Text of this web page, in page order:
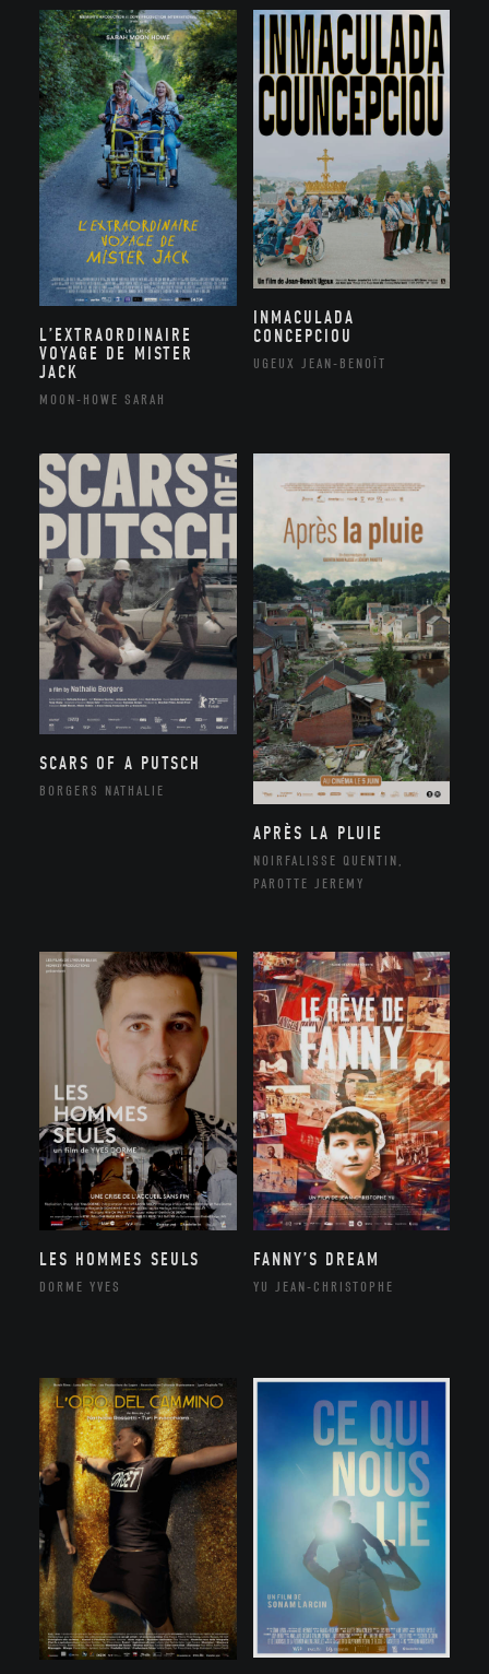
L’EXTRAORDINAIRE
VOYAGE DE MISTER
JACK
MOON-HOWE SARAH
INMACULADA
CONCEPCIOU
UGEUX JEAN-BENOÎT
SCARS OF A PUTSCH
BORGERS NATHALIE
APRÈS LA PLUIE
NOIRFALISSE QUENTIN,
PAROTTE JEREMY
LES HOMMES SEULS
DORME YVES
FANNY’S DREAM
YU JEAN-CHRISTOPHE